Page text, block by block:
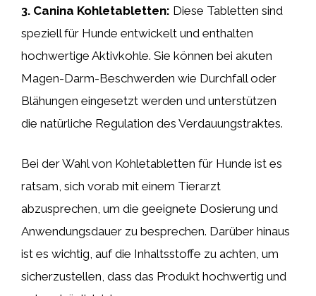
3. Canina Kohletabletten: Diese Tabletten sind
speziell für Hunde entwickelt und enthalten
hochwertige Aktivkohle. Sie können bei akuten
Magen-Darm-Beschwerden wie Durchfall oder
Blähungen eingesetzt werden und unterstützen
die natürliche Regulation des Verdauungstraktes.
Bei der Wahl von Kohletabletten für Hunde ist es
ratsam, sich vorab mit einem Tierarzt
abzusprechen, um die geeignete Dosierung und
Anwendungsdauer zu besprechen. Darüber hinaus
ist es wichtig, auf die Inhaltsstoffe zu achten, um
sicherzustellen, dass das Produkt hochwertig und